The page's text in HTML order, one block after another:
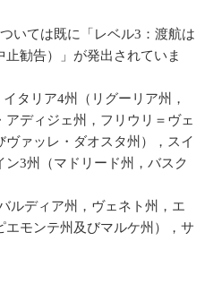
いては既に「レベル3：渡航は
勧告）」が発出されていま
タリア4州（リグーリア州，
アディジェ州，フリウリ＝ヴェ
ァッレ・ダオスタ州），スイ
3州（マドリード州，バスク
ルディア州，ヴェネト州，エ
エモンテ州及びマルケ州），サ